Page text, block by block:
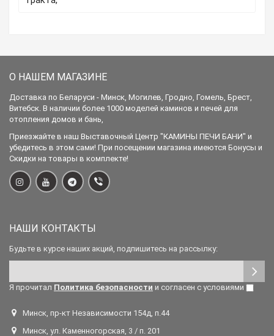
О НАШЕМ МАГАЗИНЕ
Доставка по Беларуси - Минск, Могилев, Гродно, Гомель, Брест,
Витебск. В наличии более 1000 моделей каминов и печей для
отопления домов и бань,
Приезжайте в наш Выставочный Центр "КАМИНЫ ПЕЧИ БАНИ" и
убедитесь в этом сами! При посещении магазина имеются Бонусы и
Скидки на товары в комплекте!
НАШИ КОНТАКТЫ
Будьте в курсе наших акций, подпишитесь на рассылку:
Я прочитал Политика безопасности и согласен с условиями
Минск, пр-кт Независимости 154д, п.44
Минск, ул. Каменногорская, 3 / п. 201